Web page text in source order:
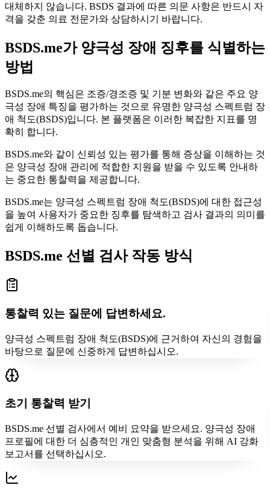
대체하지 않습니다. BSDS 결과에 따른 의문 사항은 반드시 자
격을 갖춘 의료 전문가와 상담하시기 바랍니다.
BSDS.me가 양극성 장애 징후를 식별하는
방법
BSDS.me의 핵심은 조증/경조증 및 기분 변화와 같은 주요 양
극성 장애 특징을 평가하는 것으로 유명한 양극성 스펙트럼 장
애 척도(BSDS)입니다. 본 플랫폼은 이러한 복잡한 지표를 명
확히 합니다.
BSDS.me와 같이 신뢰성 있는 평가를 통해 증상을 이해하는 것
은 양극성 장애 관리에 적합한 지원을 받을 수 있도록 안내하
는 중요한 통찰력을 제공합니다.
BSDS.me는 양극성 스펙트럼 장애 척도(BSDS)에 대한 접근성
을 높여 사용자가 중요한 징후를 탐색하고 검사 결과의 의미를
쉽게 이해하도록 돕습니다.
BSDS.me 선별 검사 작동 방식
통찰력 있는 질문에 답변하세요.
양극성 스펙트럼 장애 척도(BSDS)에 근거하여 자신의 경험을
바탕으로 질문에 신중하게 답변하십시오.
초기 통찰력 받기
BSDS.me 선별 검사에서 예비 요약을 받으세요. 양극성 장애
프로필에 대한 더 심층적인 개인 맞춤형 분석을 위해 AI 강화
보고서를 선택하십시오.